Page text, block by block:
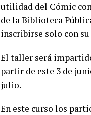
utilidad del Cómic
de la Biblioteca
inscribirse solo con
El taller será
partir de este 3 de
julio.
En este curso los